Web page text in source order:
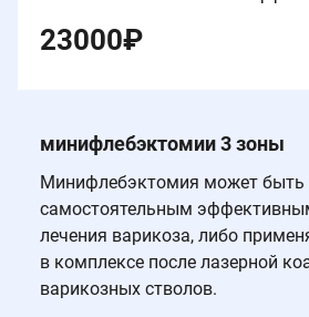
23000₽
минифлебэктомии 3 зоны
Минифлебэктомия может быть
самостоятельным
лечения варикоза, либо
в комплексе после лазерной
варикозных стволов.